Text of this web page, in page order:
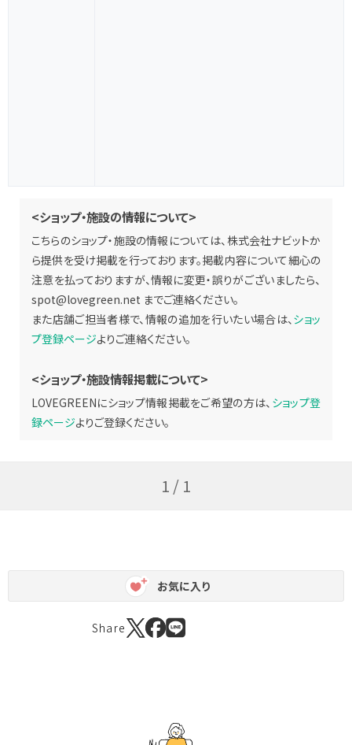
<ショップ・施設の情報について>
こちらのショップ・施設の情報については、株式会社ナビットか
ら提供を受け掲載を行っております。掲載内容について細心の
注意を払っておりますが、情報に変更・誤りがございましたら、
spot@lovegreen.net までご連絡ください。
また店舗ご担当者様で、情報の追加を行いたい場合は、ショッ
プ登録ページよりご連絡ください。
<ショップ・施設情報掲載について>
LOVEGREENにショップ情報掲載をご希望の方は、 ショップ登
録ページよりご登録ください。
1 / 1
お気に入り
Share